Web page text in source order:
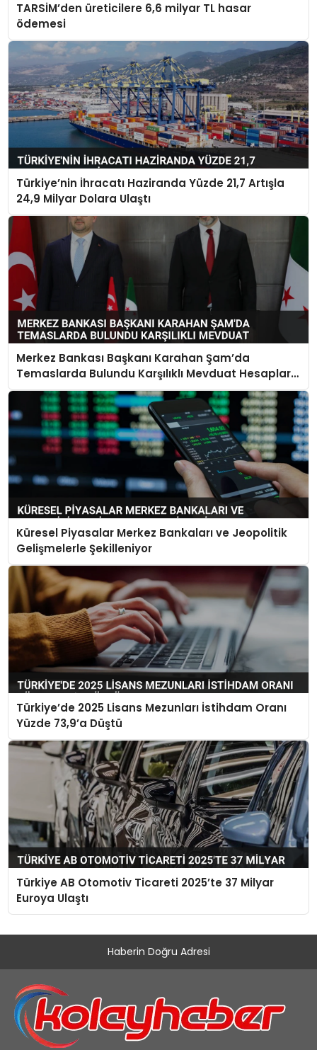
TARSİM’den üreticilere 6,6 milyar TL hasar
ödemesi
Türkiye’nin İhracatı Haziranda Yüzde 21,7 Artışla
24,9 Milyar Dolara Ulaştı
Merkez Bankası Başkanı Karahan Şam’da
Temaslarda Bulundu Karşılıklı Mevduat Hesapları
Açılacak
Küresel Piyasalar Merkez Bankaları ve Jeopolitik
Gelişmelerle Şekilleniyor
Türkiye’de 2025 Lisans Mezunları İstihdam Oranı
Yüzde 73,9’a Düştü
Türkiye AB Otomotiv Ticareti 2025’te 37 Milyar
Euroya Ulaştı
Haberin Doğru Adresi